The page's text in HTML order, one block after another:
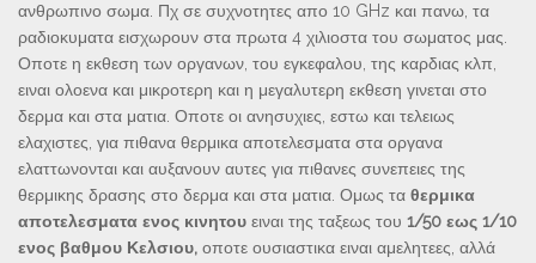
ανθρωπινο σωμα. Πχ σε συχνοτητες απο 10 GHz και πανω, τα
ραδιοκυματα εισχωρουν στα πρωτα 4 χιλιοστα του σωματος μας.
Οποτε η εκθεση των οργανων, του εγκεφαλου, της καρδιας κλπ,
ειναι ολοενα και μικροτερη και η μεγαλυτερη εκθεση γινεται στο
δερμα και στα ματια. Οποτε οι ανησυχιες, εστω και τελειως
ελαχιστες, για πιθανα θερμικα αποτελεσματα στα οργανα
ελαττωνονται και αυξανουν αυτες για πιθανες συνεπειες της
θερμικης δρασης στο δερμα και στα ματια. Ομως τα θερμικα
αποτελεσματα ενος κινητου ειναι της ταξεως του 1/50 εως 1/10
ενος βαθμου Κελσιου, οποτε ουσιαστικα ειναι αμελητεες, αλλά